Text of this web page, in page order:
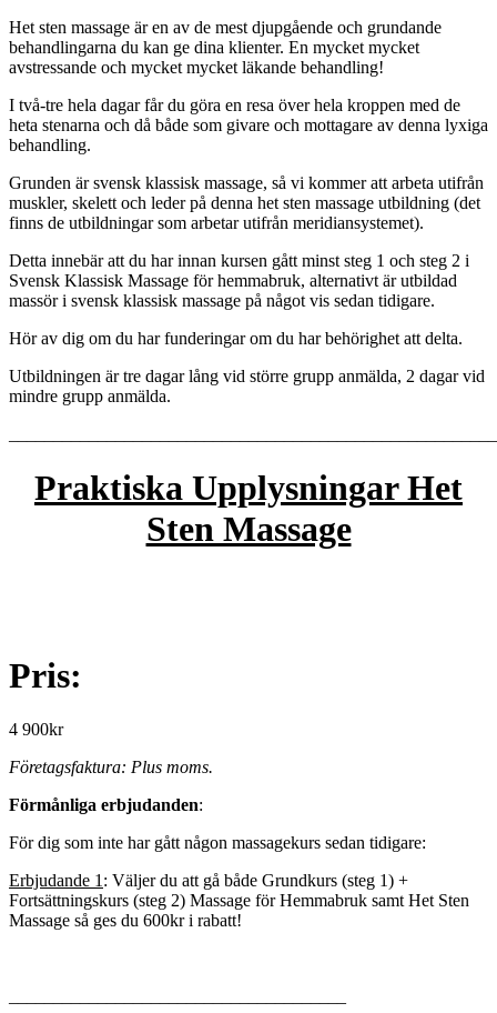
Het sten massage är en av de mest djupgående och grundande
behandlingarna du kan ge dina klienter. En mycket mycket
avstressande och mycket mycket läkande behandling!
I två-tre hela dagar får du göra en resa över hela kroppen med de
heta stenarna och då både som givare och mottagare av denna lyxiga
behandling.
Grunden är svensk klassisk massage, så vi kommer att arbeta utifrån
muskler, skelett och leder på denna het sten massage utbildning (det
finns de utbildningar som arbetar utifrån meridiansystemet).
Detta innebär att du har innan kursen gått minst steg 1 och steg 2 i
Svensk Klassisk Massage för hemmabruk, alternativt är utbildad
massör i svensk klassisk massage på något vis sedan tidigare.
Hör av dig om du har funderingar om du har behörighet att delta.
Utbildningen är tre dagar lång vid större grupp anmälda, 2 dagar vid
mindre grupp anmälda.
Praktiska UpplysningarHet
Sten Massage
Pris:
4 900kr
Företagsfaktura: Plus moms.
Förmånliga erbjudanden:
För dig som inte har gått någon massagekurs sedan tidigare:
Erbjudande 1 : Väljer du att gå både Grundkurs (steg 1) +
Fortsättningskurs (steg 2) Massage för Hemmabruk samt Het Sten
Massage så ges du 600kr i rabatt!